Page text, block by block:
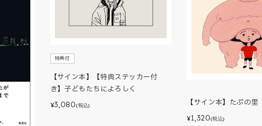
特典付
【サイン本】【特典ステッカー付
き】子どもたちによろしく
¥3,080(税込) 【サイン本】たぷの里
¥1,320(税込)